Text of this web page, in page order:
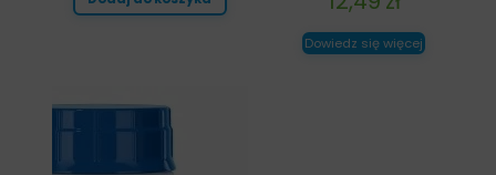
Dowiedz się więcej